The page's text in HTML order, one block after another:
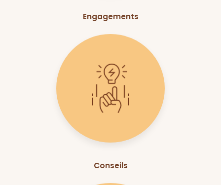
Engagements
Conseils